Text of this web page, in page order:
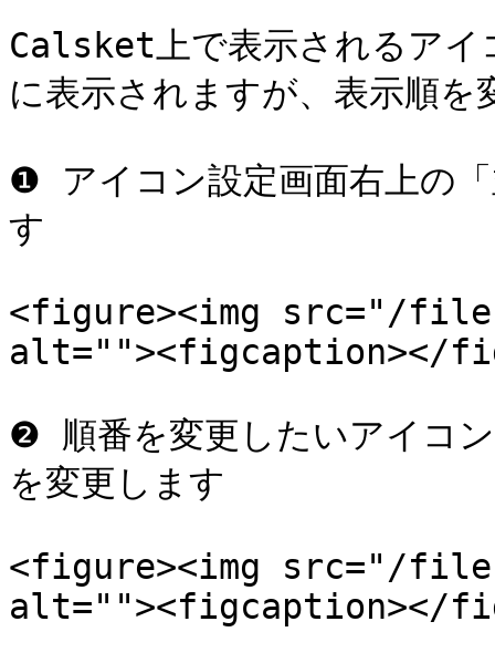
Calsket上で表示されるアイ
に表示されますが、表示順
❶ アイコン設定画面右上の
す
<figure><img src="/files/
alt=""><figcaption></
❷ 順番を変更したいアイコ
を変更します
<figure><img src="/files/
alt=""><figcaption></